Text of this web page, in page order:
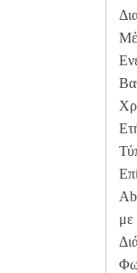
με